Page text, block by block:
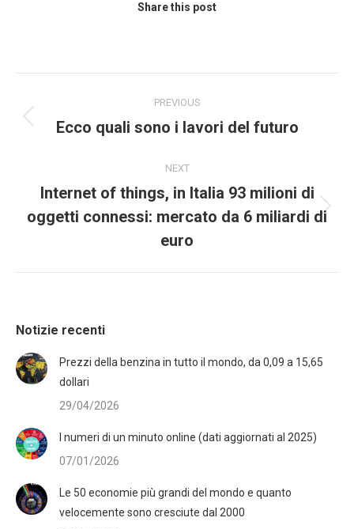
Share this post
PREVIOUS
Ecco quali sono i lavori del futuro
NEXT
Internet of things, in Italia 93 milioni di
oggetti connessi: mercato da 6 miliardi di
euro
Notizie recenti
Prezzi della benzina in tutto il mondo, da 0,09 a 15,65
dollari
29/04/2026
I numeri di un minuto online (dati aggiornati al 2025)
07/01/2026
Le 50 economie più grandi del mondo e quanto
velocemente sono cresciute dal 2000